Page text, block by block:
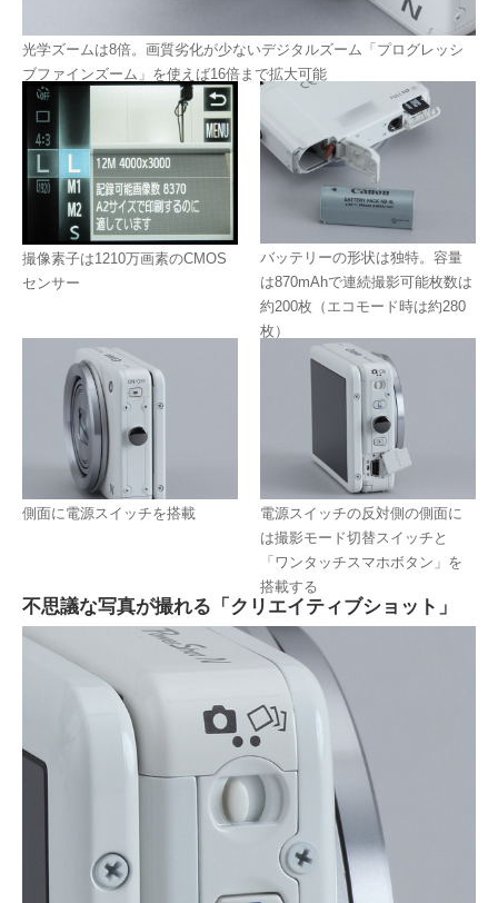
光学ズームは8倍。画質劣化が少ないデジタルズーム「プログレッシ
ブファインズーム」を使えば16倍まで拡大可能
撮像素子は1210万画素のCMOS
センサー
バッテリーの形状は独特。容量
は870mAhで連続撮影可能枚数は
約200枚（エコモード時は約280
枚）
側面に電源スイッチを搭載
電源スイッチの反対側の側面に
は撮影モード切替スイッチと
「ワンタッチスマホボタン」を
搭載する
不思議な写真が撮れる「クリエイティブショット」